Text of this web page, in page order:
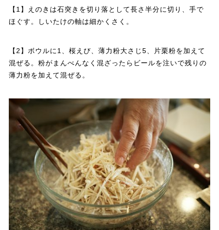
【1】えのきは石突きを切り落として長さ半分に切り、手で
ほぐす。しいたけの軸は細かくさく。
【2】ボウルに1、桜えび、薄力粉大さじ5、片栗粉を加えて
混ぜる。粉がまんべんなく混ざったらビールを注いで残りの
薄力粉を加えて混ぜる。